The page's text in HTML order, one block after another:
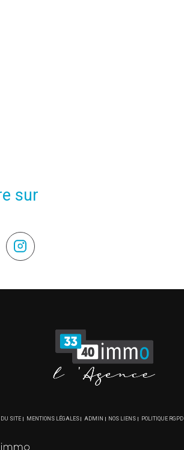
sur
SITE MENTIONS LÉGALES ADMIN NOS LIENS POLITIQUE RGPD